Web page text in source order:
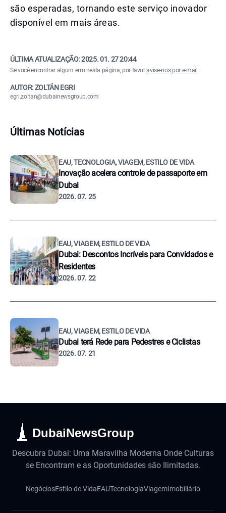
são esperadas, tornando este serviço inovador
disponível em mais áreas.
ÚLTIMA ATUALIZAÇÃO:2025. 01. 27 20:44
Se você encontrar algum erro nesta página, por favoravise-nos por e-mail .
AUTOR: ZOLTÁN EGRI
egri.zoltan@dubainewsgroup.com
Últimas Notícias
EAU, TECNOLOGIA, VIAGEM, ESTILO DE VIDA
Inovação acelera controle de passaporte em
Dubai
2026. 07. 25
EAU, VIAGEM, ESTILO DE VIDA
Dubai: Descontos Incríveis para Convidados e
Residentes
2026. 07. 22
EAU, VIAGEM, ESTILO DE VIDA
Dubai terá Rede para Pedestres e Ciclistas
2026. 07. 21
DubaiNewsGroup
Descubra Dubai: Uma Maravilha Moderna Onde Culturas
se Encontram e as Oportunidades são Ilimitadas.
NegóciosEstilo de VidaEAUTecnologiaViagemImobiliário